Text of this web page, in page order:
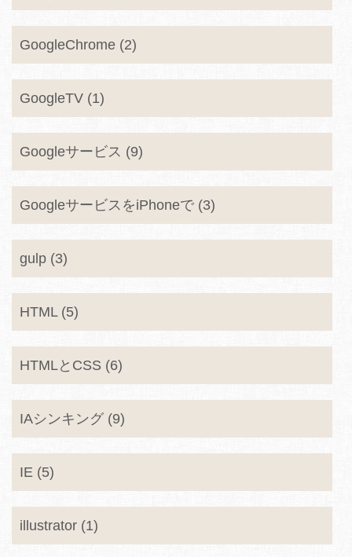
GoogleChrome (2)
GoogleTV (1)
Googleサービス (9)
GoogleサービスをiPhoneで (3)
gulp (3)
HTML (5)
HTMLとCSS (6)
IAシンキング (9)
IE (5)
illustrator (1)